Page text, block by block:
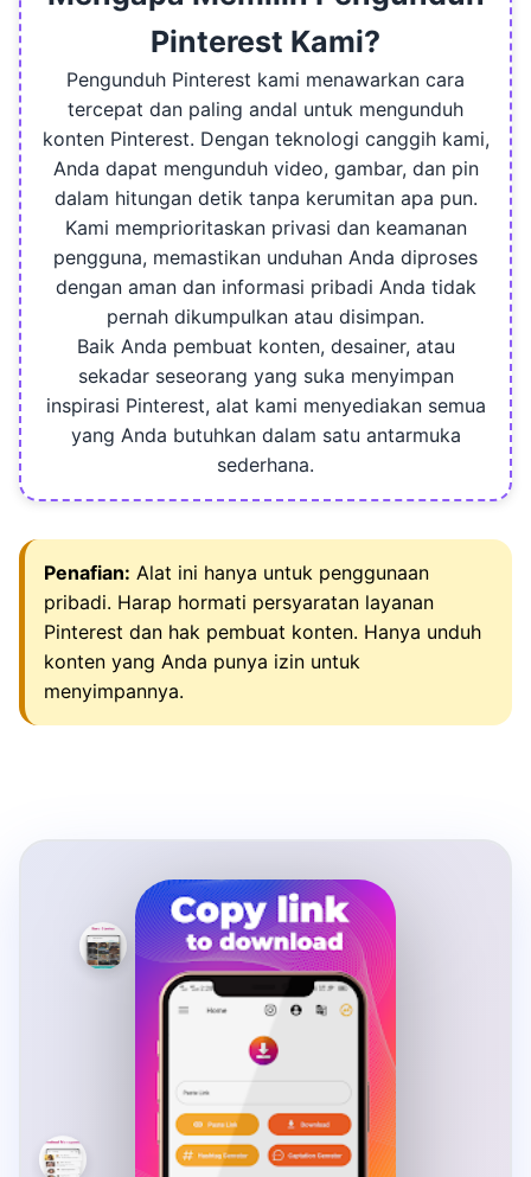
Pinterest Kami?
Pengunduh Pinterest kami menawarkan cara
tercepat dan paling andal untuk mengunduh
konten Pinterest. Dengan teknologi canggih kami,
Anda dapat mengunduh video, gambar, dan pin
dalam hitungan detik tanpa kerumitan apa pun.
Kami memprioritaskan privasi dan keamanan
pengguna, memastikan unduhan Anda diproses
dengan aman dan informasi pribadi Anda tidak
pernah dikumpulkan atau disimpan.
Baik Anda pembuat konten, desainer, atau
sekadar seseorang yang suka menyimpan
inspirasi Pinterest, alat kami menyediakan semua
yang Anda butuhkan dalam satu antarmuka
sederhana.
Penafian: Alat ini hanya untuk penggunaan
pribadi. Harap hormati persyaratan layanan
Pinterest dan hak pembuat konten. Hanya unduh
konten yang Anda punya izin untuk
menyimpannya.